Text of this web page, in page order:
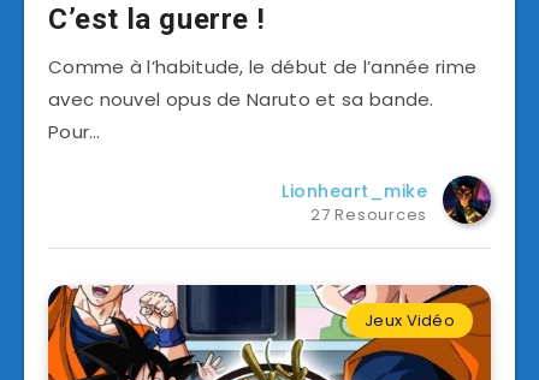
C’est la guerre !
Comme à l’habitude, le début de l’année rime
avec nouvel opus de Naruto et sa bande.
Pour…
Lionheart_mike
27 Resources
Jeux Vidéo